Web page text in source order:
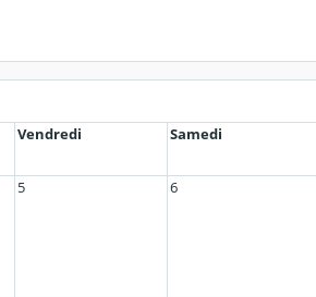
Vendredi Samedi
5 6